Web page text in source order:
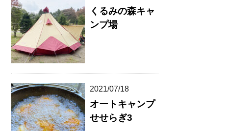
くるみの森キャ
ンプ場
2021/07/18
オートキャンプ
せせらぎ3